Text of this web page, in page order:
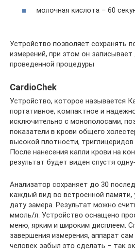
молочная кислота – 60
Устройство позволяет сохранять
измерений, при этом он записывает
проведенной процедуры
CardioChek
Устройство, которое называется
портативное, компактное и
исключительно с монополосами,
показатели в крови общего
высокой плотности,
После нанесения капли крови на
результат будет виден спустя
Анализатор сохраняет до 30
каждый вид во встроенной памяти,
дату замера. Результат можно
ммоль/л. Устройство оснащено
меню, ярким и широким дисплеем.
завершения измерения, аппарат
человек забыл это сделать – так